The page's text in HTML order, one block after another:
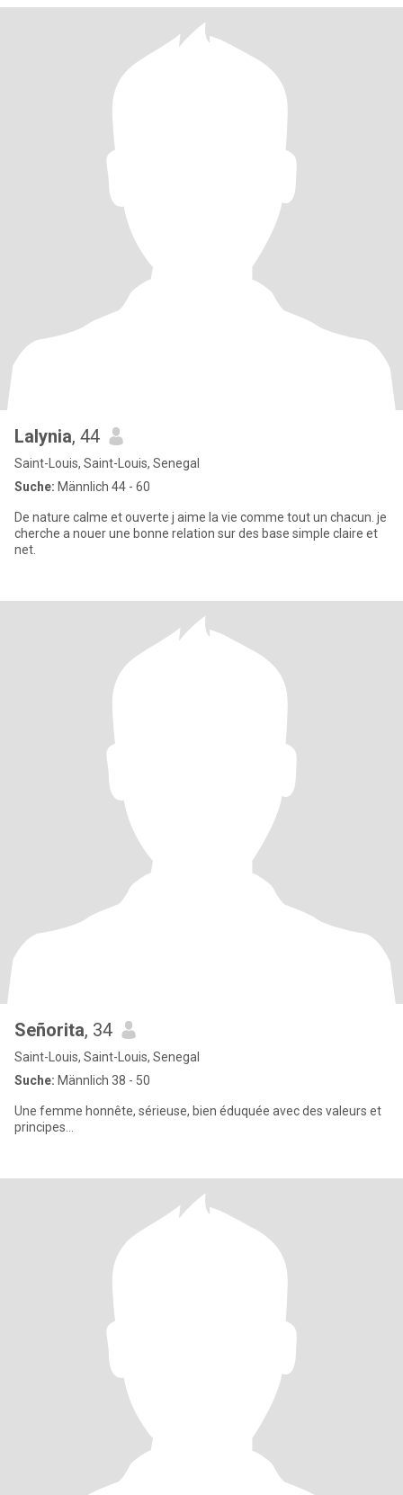
Lalynia, 44
Saint-Louis, Saint-Louis, Senegal
Suche: Männlich 44 - 60
De nature calme et ouverte j aime la vie comme tout un chacun. je
cherche a nouer une bonne relation sur des base simple claire et
net.
Señorita, 34
Saint-Louis, Saint-Louis, Senegal
Suche: Männlich 38 - 50
Une femme honnête, sérieuse, bien éduquée avec des valeurs et
principes...